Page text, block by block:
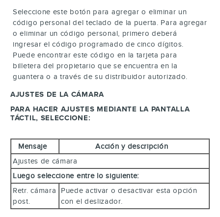
Seleccione este botón para agregar o eliminar un
código personal del teclado de la puerta. Para agregar
o eliminar un código personal, primero deberá
ingresar el código programado de cinco dígitos.
Puede encontrar este código en la tarjeta para
billetera del propietario que se encuentra en la
guantera o a través de su distribuidor autorizado.
AJUSTES DE LA CÁMARA
PARA HACER AJUSTES MEDIANTE LA PANTALLA
TÁCTIL, SELECCIONE:
Mensaje
Acción y descripción
Ajustes de cámara
Luego seleccione entre lo siguiente:
Retr. cámara
post.
Puede activar o desactivar esta opción
con el deslizador.